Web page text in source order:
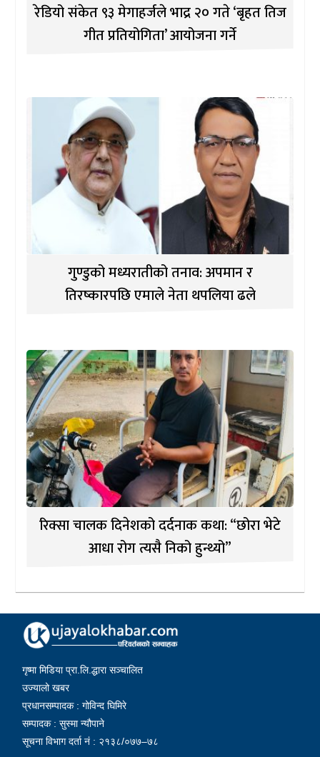
रेडियो संकेत ९३ मेगाहर्जले भाद्र २० गते ‘बृहत तिज
गीत प्रतियोगिता’ आयोजना गर्ने
गुण्डुको मध्यरातीको तनाव: अपमान र
तिरष्कारपछि एमाले नेता थपलिया ढले
रिक्सा चालक दिनेशको दर्दनाक कथा: “छोरा भेटे
आधा रोग त्यसै निको हुन्थ्यो”
गृष्मा मिडिया प्रा.लि.द्धारा सञ्चालित
उज्यालो खबर
प्रधानसम्पादक : गोविन्द घिमिरे
सम्पादक : सुस्मा न्यौपाने
सूचना विभाग दर्ता नं : २१३८/०७७–७८